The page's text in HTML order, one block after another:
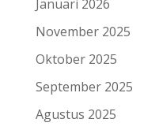
Januari 2026
November 2025
Oktober 2025
September 2025
Agustus 2025